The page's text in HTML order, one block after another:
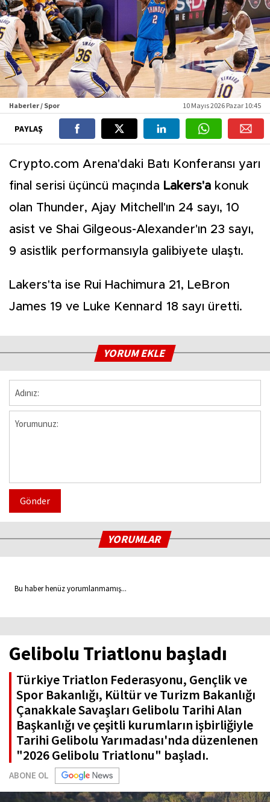
Haberler / Spor 10 Mayıs 2026 Pazar 10:45
PAYLAŞ
Crypto.com Arena'daki Batı Konferansı yarı
final serisi üçüncü maçında Lakers'a konuk
olan Thunder, Ajay Mitchell'ın 24 sayı, 10
asist ve Shai Gilgeous-Alexander'ın 23 sayı,
9 asistlik performansıyla galibiyete ulaştı.
Lakers'ta ise Rui Hachimura 21, LeBron
James 19 ve Luke Kennard 18 sayı üretti.
YORUM EKLE
Gönder
YORUMLAR
Bu haber henüz yorumlanmamış...
Gelibolu Triatlonu başladı
Türkiye Triatlon Federasyonu, Gençlik ve
Spor Bakanlığı, Kültür ve Turizm Bakanlığı
Çanakkale Savaşları Gelibolu Tarihi Alan
Başkanlığı ve çeşitli kurumların işbirliğiyle
Tarihi Gelibolu Yarımadası'nda düzenlenen
"2026 Gelibolu Triatlonu" başladı.
ABONE OL